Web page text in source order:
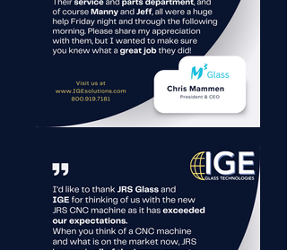
Für unsere internationalen
Fertigungspartner bietet IGE echten
Mehrwert, indem wir innovative
Produkte in Markterfolge
verwandeln. Wir nutzen unsere
ihre Lösungen mit den richtigen
Kunden zu verbinden, und
unterstützen dies mit lokalen
Ersatzteilbeständen, kompetentem